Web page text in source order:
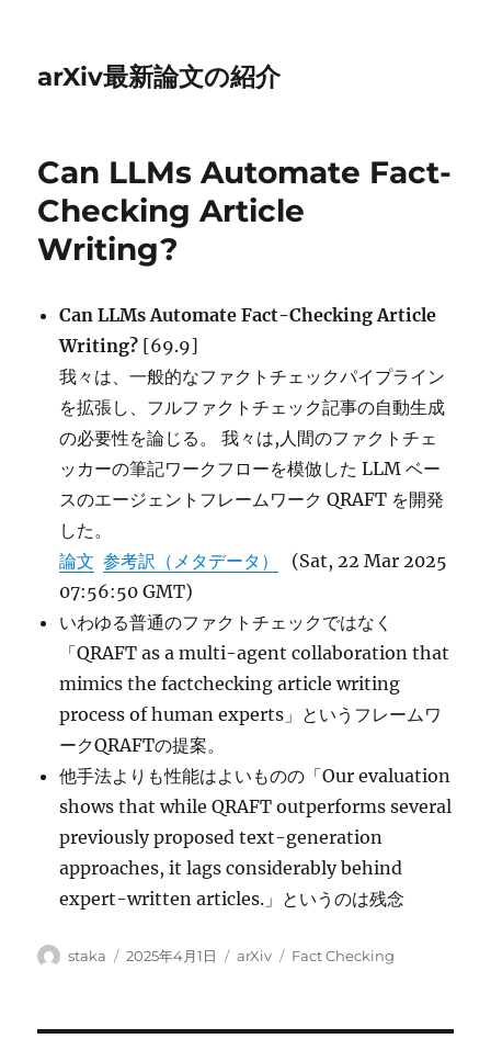
arXiv最新論文の紹介
Can LLMs Automate Fact-
Checking Article
Writing?
Can LLMs Automate Fact-Checking Article
Writing? [69.9]
我々は、一般的なファクトチェックパイプライン
を拡張し、フルファクトチェック記事の自動生成
の必要性を論じる。 我々は,人間のファクトチェ
ッカーの筆記ワークフローを模倣した LLM ベー
スのエージェントフレームワーク QRAFT を開発
した。
論文 参考訳（メタデータ）
(Sat, 22 Mar 2025
07:56:50 GMT)
いわゆる普通のファクトチェックではなく
「QRAFT as a multi-agent collaboration that
mimics the factchecking article writing
process of human experts」というフレームワ
ークQRAFTの提案。
他手法よりも性能はよいものの「Our evaluation
shows that while QRAFT outperforms several
previously proposed text-generation
approaches, it lags considerably behind
expert-written articles.」というのは残念
投
staka
投
2025年4月1日
カ
arXiv
タ
Fact Checking